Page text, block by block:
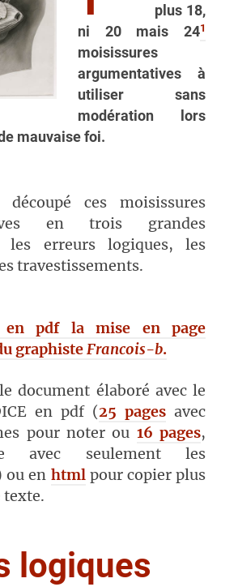
plus 18,
ni 20 mais 241
moisissures
argumentatives à
utiliser sans
modération lors
mauvaise foi.
découpé ces moisissures
en trois grandes
les erreurs logiques, les
travestissements.
en pdf la mise en page
graphisteFrancois-b.
document élaboré avec le
en pdf (25 pages avec
pour noter ou 16 pages,
avec seulement les
ou en htmlpour copier plus
logiques